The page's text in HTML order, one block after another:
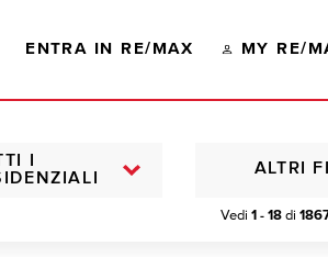
ENTRA IN RE/MAX MY RE/
I
Vedi 1 - 18 di
ALTRI